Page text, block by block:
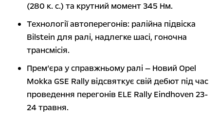
(280 к. с.) та крутний момент 345 Нм.
Технології автоперегонів: ралійна підвіска
Bilstein для ралі, надлегке шасі, гоночна
трансмісія.
Прем’єра у справжньому ралі — Новий Opel
Mokka GSE Rally відсвяткує свій дебют під час
проведення перегонів ELE Rally Eindhoven 23-
24 травня.